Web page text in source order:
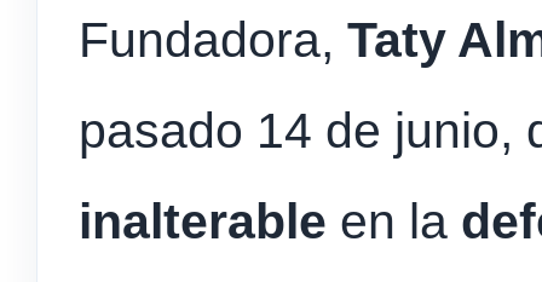
Fundadora, Taty
pasado 14 de junio,
inalterable en la